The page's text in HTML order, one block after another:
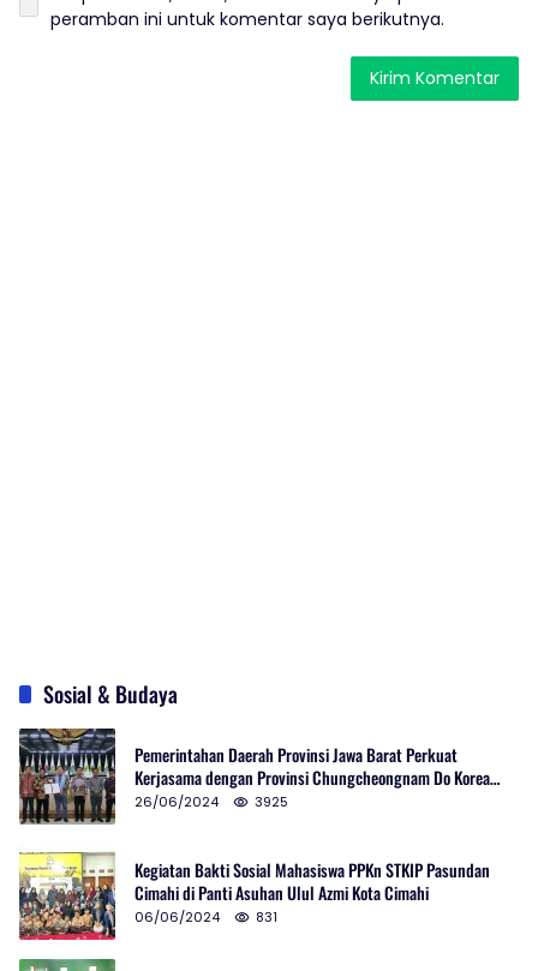
peramban ini untuk komentar saya berikutnya.
Sosial & Budaya
Pemerintahan Daerah Provinsi Jawa Barat Perkuat
Kerjasama dengan Provinsi Chungcheongnam Do Korea
Selatan
26/06/2024 3925
Kegiatan Bakti Sosial Mahasiswa PPKn STKIP Pasundan
Cimahi di Panti Asuhan Ulul Azmi Kota Cimahi
06/06/2024 831